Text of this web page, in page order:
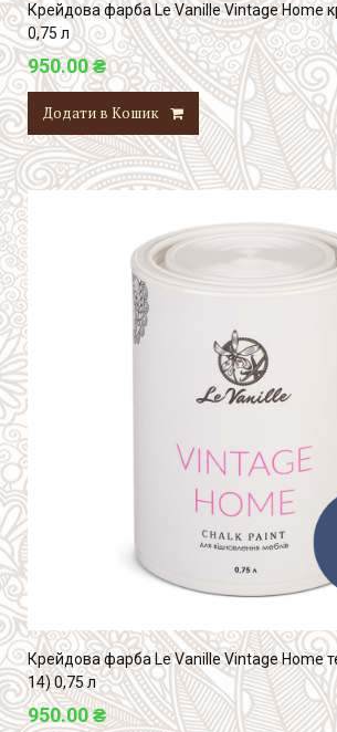
Крейдова фарба Le Vanille Vintage Home
0,75 л
950.00 ₴
Додати в Кошик
Крейдова фарба Le Vanille Vintage Home
14) 0,75 л
950.00 ₴